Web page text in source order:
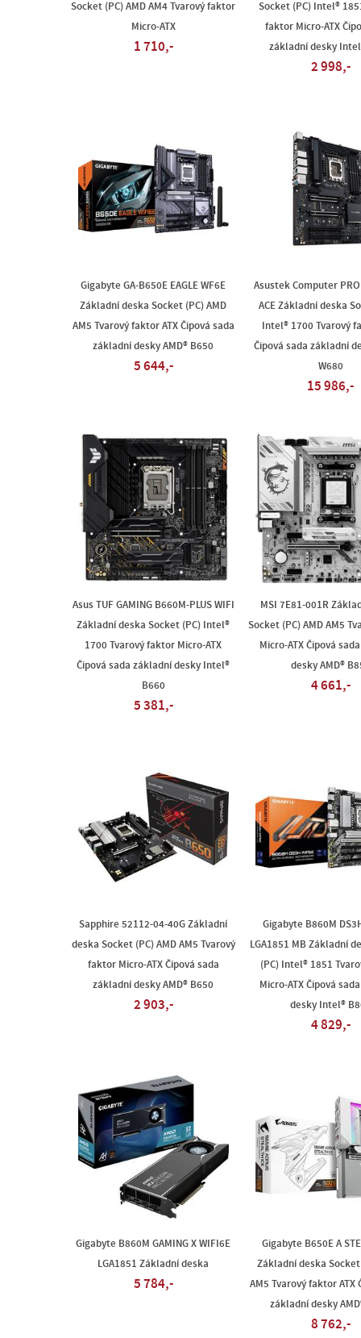
Socket (PC) AMD AM4 Tvarový faktor
Micro-ATX
1 710,-
Socket (PC) Intel®
faktor Micro-ATX
základní desky
2 998,-
Gigabyte GA-B650E EAGLE WF6E
Základní deska Socket (PC) AMD
AM5 Tvarový faktor ATX Čipová sada
základní desky AMD® B650
5 644,-
Asustek Computer PRO
ACE Základní deska
Intel® 1700 Tvarový
Čipová sada základní
W680
15 986,-
Asus TUF GAMING B660M-PLUS WIFI
Základní deska Socket (PC) Intel®
1700 Tvarový faktor Micro-ATX
Čipová sada základní desky Intel®
B660
5 381,-
MSI 7E81-001R
Socket (PC) AMD AM5
Micro-ATX Čipová
desky AMD®
4 661,-
Sapphire 52112-04-40G Základní
deska Socket (PC) AMD AM5 Tvarový
faktor Micro-ATX Čipová sada
základní desky AMD® B650
2 903,-
Gigabyte B860M
LGA1851 MB Základní
(PC) Intel® 1851
Micro-ATX Čipová
desky Intel®
4 829,-
Gigabyte B860M GAMING X WIFI6E
LGA1851 Základní deska
5 784,-
Gigabyte B650E A
Základní deska Socket
AM5 Tvarový faktor ATX
základní desky
8 762,-